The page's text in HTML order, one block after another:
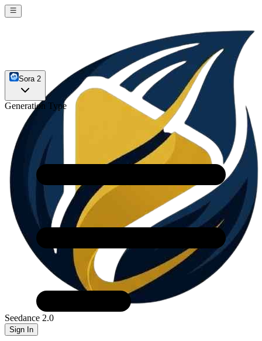
Seedance 2.0
Sign In
Sora 2
Generation Type